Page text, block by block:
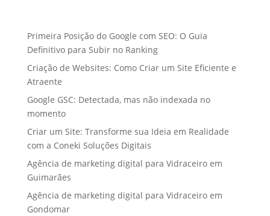
Primeira Posição do Google com SEO: O Guia
Definitivo para Subir no Ranking
Criação de Websites: Como Criar um Site Eficiente e
Atraente
Google GSC: Detectada, mas não indexada no
momento
Criar um Site: Transforme sua Ideia em Realidade
com a Coneki Soluções Digitais
Agência de marketing digital para Vidraceiro em
Guimarães
Agência de marketing digital para Vidraceiro em
Gondomar